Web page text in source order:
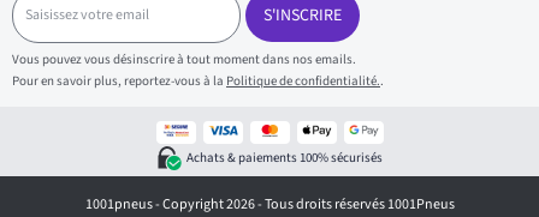
a
i
s
i
s
S'INSCRIRE
Vous pouvez vous désinscrire à tout moment dans nos emails.
Pour en savoir plus, reportez-vous à la Politique de confidentialité..
Achats & paiements 100% sécurisés
1001pneus - Copyright 2026 - Tous droits réservés 1001Pneus